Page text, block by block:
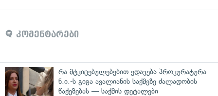
კომენტარები
რა მტკიცებულებებით ედავება პროკურატურა
ნ.ი.-ს გიგა ავალიანის საქმეზე ძალადობის
წაქეზებას — საქმის დეტალები